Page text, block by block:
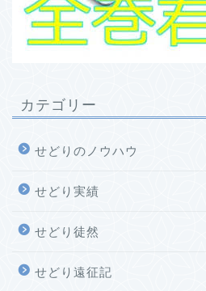
カテゴリー
せどりのノウハウ
せどり実績
せどり徒然
せどり遠征記